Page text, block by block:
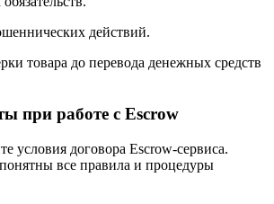
действий.
товара до перевода денежных средств
при работе с Escrow
условия договора Escrow-сервиса.
все правила и процедуры